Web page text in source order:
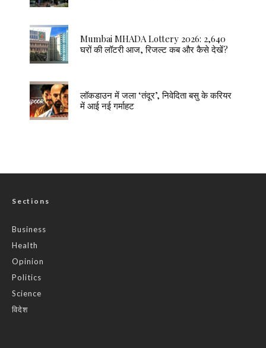
Mumbai MHADA Lottery 2026: 2,640
घरों की लॉटरी आज, रिजल्ट कब और कैसे देखें?
लॉकडाउन में जला ‘तंदूर’, निवेदिता बसु के करियर
में आई नई गर्माहट
Sections
Business
Health
Opinion
Politics
Science
विदेश